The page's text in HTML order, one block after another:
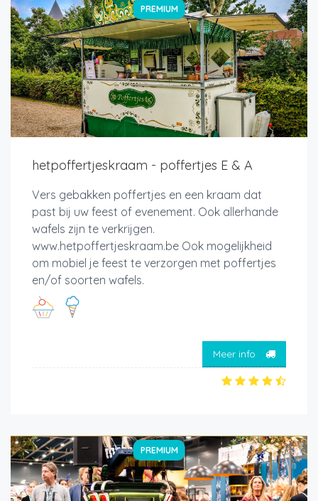
PREMIUM
hetpoffertjeskraam - poffertjes E & A
Vers gebakken poffertjes en een kraam dat
past bij uw feest of evenement. Ook allerhande
wafels zijn te verkrijgen.
www.hetpoffertjeskraam.be Ook mogelijkheid
om mobiel je feest te verzorgen met poffertjes
en/of soorten wafels.
Meer info
PREMIUM